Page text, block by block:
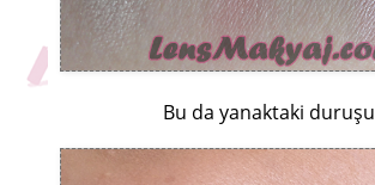
Bu da yanaktaki duruşu